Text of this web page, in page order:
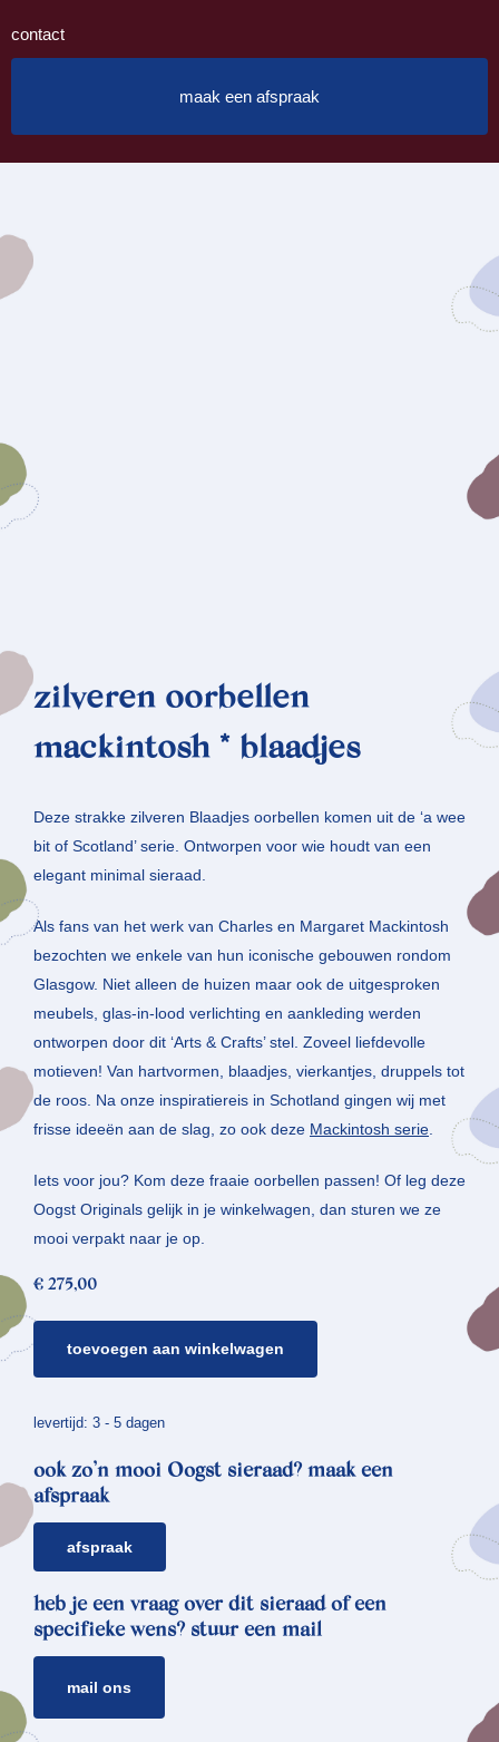
contact
maak een afspraak
zilveren oorbellen
mackintosh * blaadjes
Deze strakke zilveren Blaadjes oorbellen komen uit de ‘a wee
bit of Scotland’ serie. Ontworpen voor wie houdt van een
elegant minimal sieraad.
Als fans van het werk van Charles en Margaret Mackintosh
bezochten we enkele van hun iconische gebouwen rondom
Glasgow. Niet alleen de huizen maar ook de uitgesproken
meubels, glas-in-lood verlichting en aankleding werden
ontworpen door dit ‘Arts & Crafts’ stel. Zoveel liefdevolle
motieven! Van hartvormen, blaadjes, vierkantjes, druppels tot
de roos. Na onze inspiratiereis in Schotland gingen wij met
frisse ideeën aan de slag, zo ook deze Mackintosh serie
Iets voor jou? Kom deze fraaie oorbellen passen! Of leg deze
Oogst Originals gelijk in je winkelwagen, dan sturen we ze
mooi verpakt naar je op.
€ 275,00
*
aantal
toevoegen aan winkelwagen
levertijd: 3 - 5 dagen
ook zo’n mooi Oogst sieraad? maak een
afspraak
afspraak
heb je een vraag over dit sieraad of een
specifieke wens? stuur een mail
mail ons